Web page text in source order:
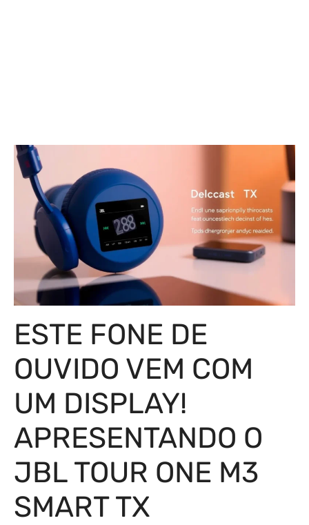
ESTE FONE DE
OUVIDO VEM COM
UM DISPLAY!
APRESENTANDO O
JBL TOUR ONE M3
SMART TX